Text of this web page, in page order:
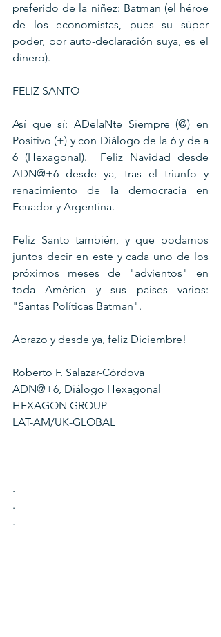
preferido de la niñez: Batman (el héroe
de los economistas, pues su súper
poder, por auto-declaración suya, es el
dinero).
FELIZ SANTO
Así que sí: ADelaNte Siempre (@) en
Positivo (+) y con Diálogo de la 6 y de a
6 (Hexagonal).  Feliz Navidad desde
ADN@+6 desde ya, tras el triunfo y
renacimiento de la democracia en
Ecuador y Argentina.
Feliz Santo también, y que podamos
juntos decir en este y cada uno de los
próximos meses de "advientos" en
toda América y sus países varios:
"Santas Políticas Batman".
Abrazo y desde ya, feliz Diciembre!
Roberto F. Salazar-Córdova
ADN@+6, Diálogo Hexagonal
HEXAGON GROUP
LAT-AM/UK-GLOBAL
.
.
.